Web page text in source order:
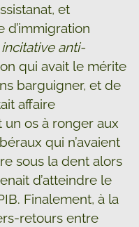
et
d’immigration
anti-
qui avait le mérite
barguigner, et de
affaire
un os à ronger aux
qui n’avaient
sous la dent alors
d’atteindre le
Finalement, à la
retours entre